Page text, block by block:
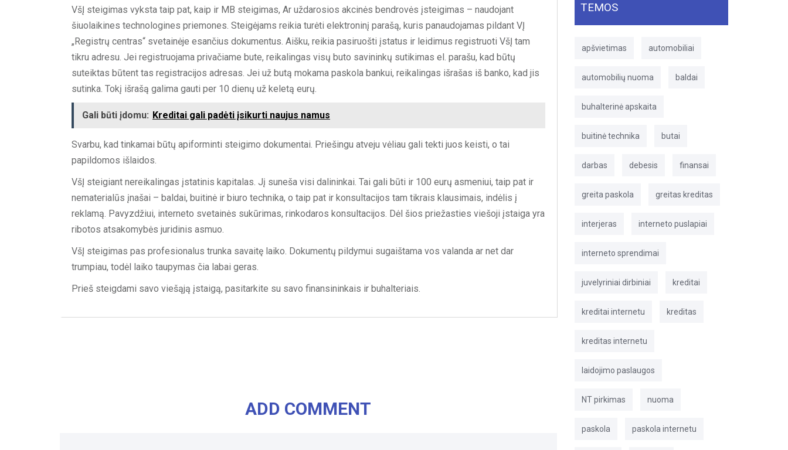
VšĮ steigimas vyksta taip pat, kaip ir MB steigimas, Ar uždarosios akcinės bendrovės įsteigimas – naudojant
šiuolaikines technologines priemones. Steigėjams reikia turėti elektroninį parašą, kuris panaudojamas pildant VĮ
„Registrų centras“ svetainėje esančius dokumentus. Aišku, reikia pasiruošti įstatus ir leidimus registruoti VšĮ tam
tikru adresu. Jei registruojama privačiame bute, reikalingas visų buto savininkų sutikimas el. parašu, kad būtų
suteiktas būtent tas registracijos adresas. Jei už butą mokama paskola bankui, reikalingas išrašas iš banko, kad jis
sutinka. Tokį išrašą galima gauti per 10 dienų už keletą eurų.
Gali būti įdomu: Kreditai gali padėti įsikurti naujus namus
Svarbu, kad tinkamai būtų apiforminti steigimo dokumentai. Priešingu atveju vėliau gali tekti juos keisti, o tai
papildomos išlaidos.
VšĮ steigiant nereikalingas įstatinis kapitalas. Jį suneša visi dalininkai. Tai gali būti ir 100 eurų asmeniui, taip pat ir
nematerialūs įnašai – baldai, buitinė ir biuro technika, o taip pat ir konsultacijos tam tikrais klausimais, indėlis į
reklamą. Pavyzdžiui, interneto svetainės sukūrimas, rinkodaros konsultacijos. Dėl šios priežasties viešoji įstaiga yra
ribotos atsakomybės juridinis asmuo.
VšĮ steigimas pas profesionalus trunka savaitę laiko. Dokumentų pildymui sugaištama vos valanda ar net dar
trumpiau, todėl laiko taupymas čia labai geras.
Prieš steigdami savo viešąją įstaigą, pasitarkite su savo finansininkais ir buhalteriais.
ADD COMMENT
TEMOS
apšvietimas automobiliai
automobilių nuoma baldai
buhalterinė apskaita
buitinė technika butai
darbas debesis finansai
greita paskola greitas kreditas
interjeras interneto puslapiai
interneto sprendimai
juvelyriniai dirbiniai kreditai
kreditai internetu kreditas
kreditas internetu
laidojimo paslaugos
NT pirkimas nuoma
paskola paskola internetu